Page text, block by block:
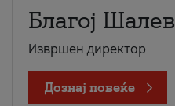
Благој Шалев
Извршен директор
Дознај повеќе